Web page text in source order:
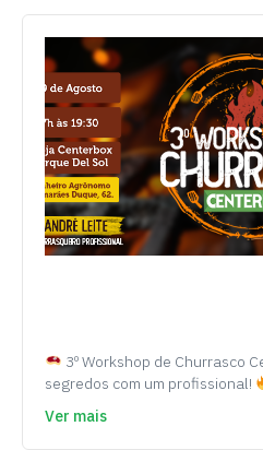
3º Workshop de Churrasco
segredos com um profissional!
Ver mais